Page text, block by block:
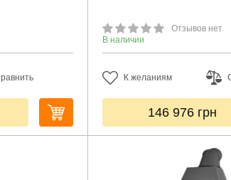
Отзывов нет
В наличии
К желаниям
146 976 грн